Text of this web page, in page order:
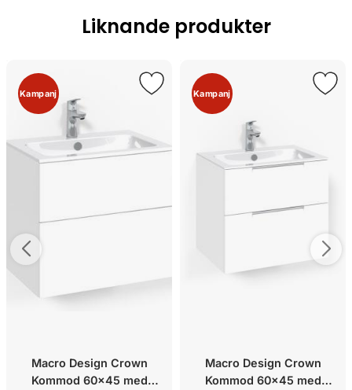
Liknande produkter
Kampanj
Macro Design Crown
Kommod 60x45 med
Kampanj
Macro Design Crown
Kommod 60x45 med